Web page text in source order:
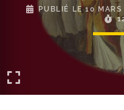
PUBLIÉ LE10